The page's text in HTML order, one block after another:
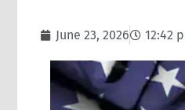
June 23, 2026 12:42